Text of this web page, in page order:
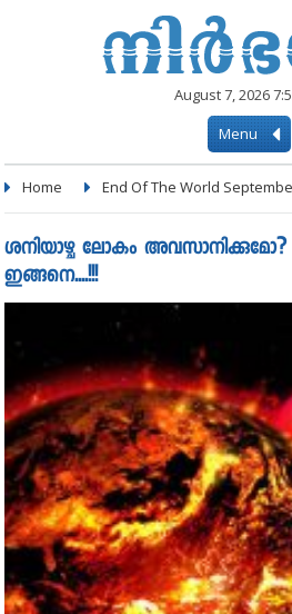
August 7, 2026
Menu
Home End Of The World
ശനിയാഴ്ച ലോകം
ഇങ്ങനെ....!!!